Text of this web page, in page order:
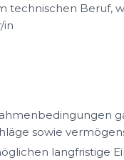
technischen Beruf,
in
sowie
langfristige